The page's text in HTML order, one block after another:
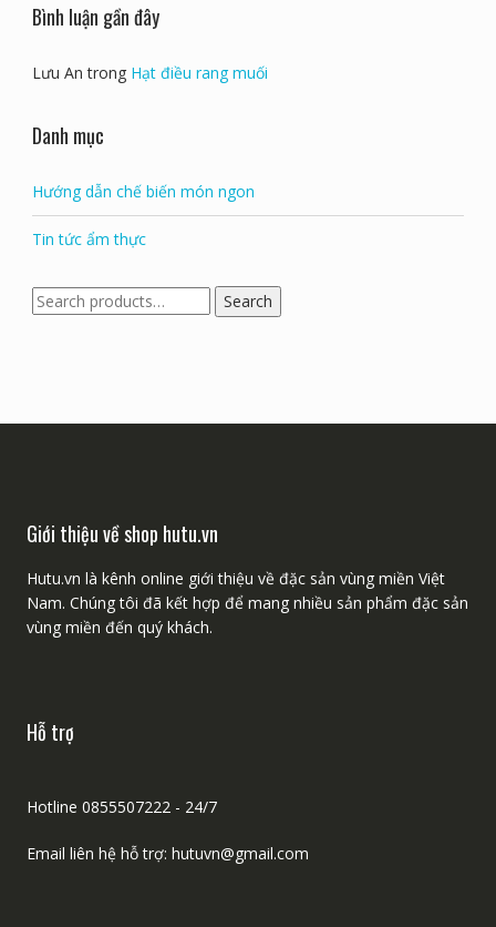
Bình luận gần đây
Lưu An trong Hạt điều rang muối
Danh mục
Hướng dẫn chế biến món ngon
Tin tức ẩm thực
Search
for:
Search
Giới thiệu về shop hutu.vn
Hutu.vn là kênh online giới thiệu về đặc sản vùng miền Việt
Nam. Chúng tôi đã kết hợp để mang nhiều sản phẩm đặc sản
vùng miền đến quý khách.
Hỗ trợ
Hotline 0855507222 - 24/7
Email liên hệ hỗ trợ: hutuvn@gmail.com